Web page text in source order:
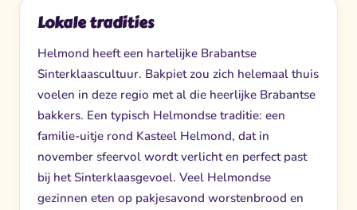
Lokale tradities
Helmond heeft een hartelijke Brabantse
Sinterklaascultuur. Bakpiet zou zich helemaal thuis
voelen in deze regio met al die heerlijke Brabantse
bakkers. Een typisch Helmondse traditie: een
familie-uitje rond Kasteel Helmond, dat in
november sfeervol wordt verlicht en perfect past
bij het Sinterklaasgevoel. Veel Helmondse
gezinnen eten op pakjesavond worstenbrood en